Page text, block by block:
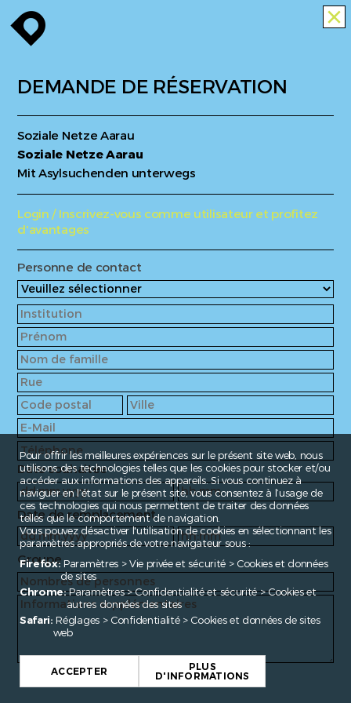
enroute close
DEMANDE DE RÉSERVATION
Soziale Netze Aarau
Soziale Netze Aarau
Mit Asylsuchenden unterwegs
Login / Inscrivez-vous comme utilisateur et profitez
d'avantages
Personne de contact
Date souhaitée
Date de remplacement
Groupe
Pour offrir les meilleures expériences sur le présent site web, nous
utilisons des technologies telles que les cookies pour stocker et/ou
accéder aux informations des appareils. Si vous continuez à
naviguer en l’état sur le présent site, vous consentez à l’usage de
ces technologies qui nous permettent de traiter des données
telles que le comportement de navigation.
Vous pouvez désactiver l'utilisation de cookies en sélectionnant les
paramètres appropriés de votre navigateur sous :
Firefox:Paramètres > Vie privée et sécurité > Cookies et données
de sites
Chrome:Paramètres > Confidentialité et sécurité > Cookies et
autres données des sites
Safari: Réglages > Confidentialité > Cookies et données de sites
web
ACCEPTER PLUS
D'INFORMATIONS